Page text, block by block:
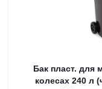
Бак пласт. для
колесах 240 л